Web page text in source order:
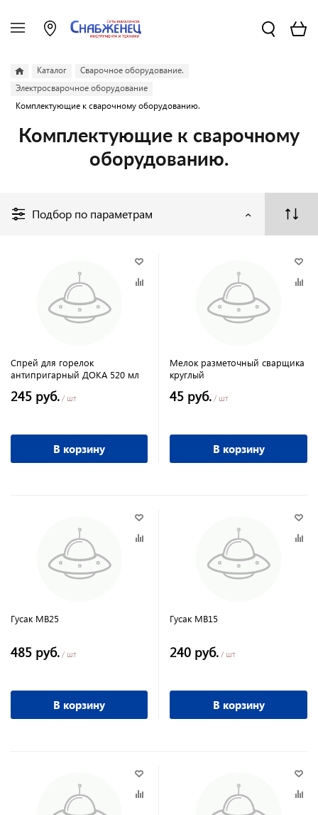
Каталог
Сварочное оборудование.
Электросварочное оборудование
Комплектующие к сварочному оборудованию.
Комплектующие к сварочному
оборудованию.
Подбор по параметрам
Спрей для горелок
антипригарный ДОКА 520 мл
245 руб. / шт
В корзину
Мелок разметочный сварщика
круглый
45 руб. / шт
В корзину
Гусак МВ25
485 руб. / шт
В корзину
Гусак МВ15
240 руб. / шт
В корзину